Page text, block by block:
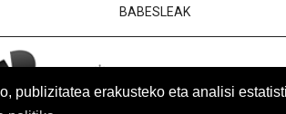
publizitatea erakusteko eta analisi
BABESLEAK